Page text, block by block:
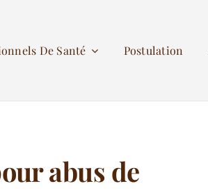
De Santé Postulation
abus de